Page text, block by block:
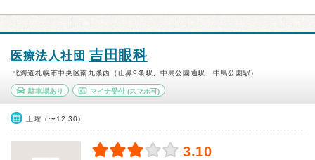
医療法人社団 吉田眼科
北海道札幌市中央区南九条西（山鼻9条駅、中島公園通駅、中島公園駅）
駐車場あり マイナ受付(スマホ可)
土曜（〜12:30）
3.10